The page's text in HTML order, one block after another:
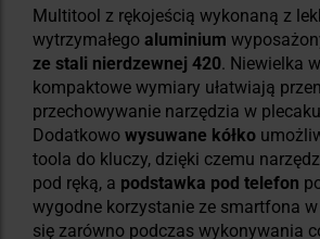
Multitool z rękojeścią wykonaną z
wytrzymałego aluminium
ze stali nierdzewnej 420. Niewielka
kompaktowe wymiary ułatwiają
przechowywanie narzędzia w
Dodatkowo wysuwane kółko
toola do kluczy, dzięki czemu
pod ręką, a podstawka pod telefon
wygodne korzystanie ze smartfona
się zarówno podczas wykonywania